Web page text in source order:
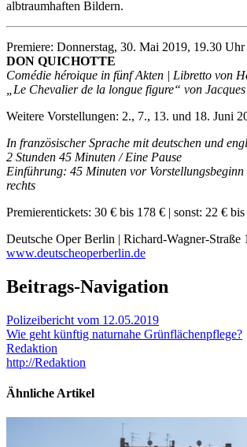
albtraumhaften Bildern.
Premiere: Donnerstag, 30. Mai 2019, 19.30 Uhr
DON QUICHOTTE
Comédie héroique in fünf Akten | Libretto von
„Le Chevalier de la longue figure“ von
Weitere Vorstellungen: 2., 7., 13. und 18. Juni
In französischer Sprache mit deutschen und
2 Stunden 45 Minuten / Eine Pause
Einführung: 45 Minuten vor
rechts
Premierentickets: 30 € bis 178 € | sonst: 22 €
Deutsche Oper Berlin | Richard-Wagner-Straße
www.deutscheoperberlin.de
Beitrags-Navigation
Polizeibericht vom 12.05.2019
Wie geht künftig naturnahe Grünflächenpflege?
Redaktion
http://Redaktion
Ähnliche Artikel